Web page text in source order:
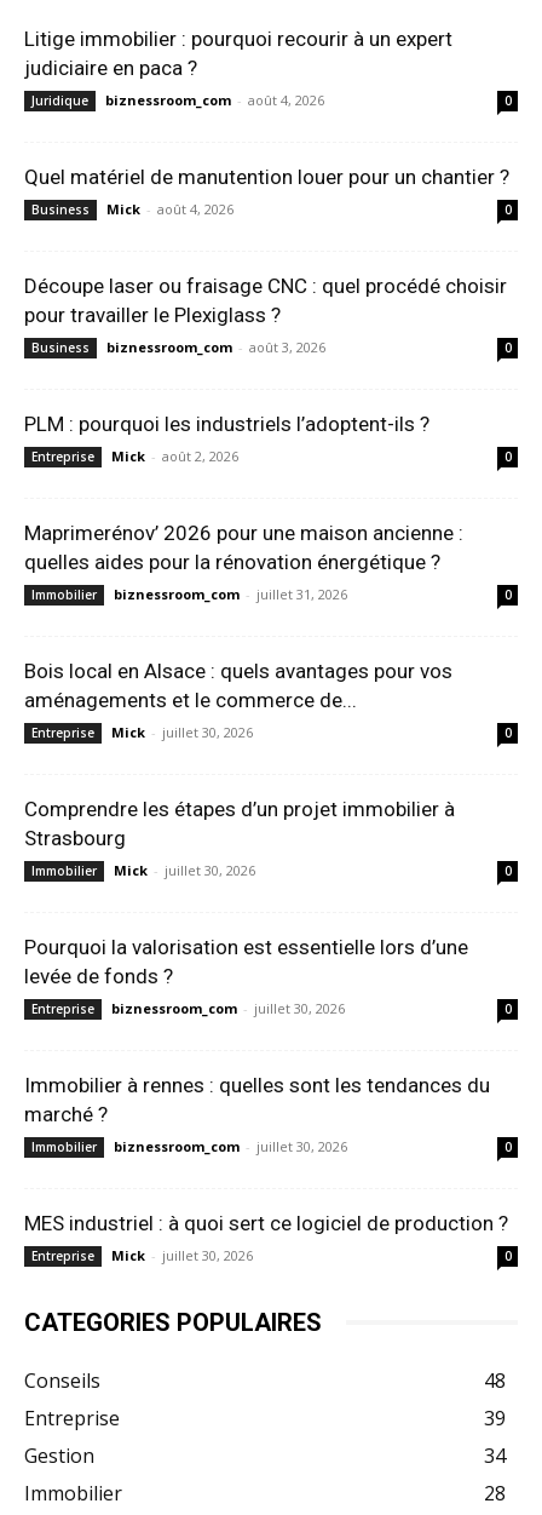
Litige immobilier : pourquoi recourir à un expert
judiciaire en paca ?
Juridique biznessroom_com - août 4, 2026 0
Quel matériel de manutention louer pour un chantier ?
Business Mick - août 4, 2026 0
Découpe laser ou fraisage CNC : quel procédé choisir
pour travailler le Plexiglass ?
Business biznessroom_com - août 3, 2026 0
PLM : pourquoi les industriels l’adoptent-ils ?
Entreprise Mick - août 2, 2026 0
Maprimerénov’ 2026 pour une maison ancienne :
quelles aides pour la rénovation énergétique ?
Immobilier biznessroom_com - juillet 31, 2026 0
Bois local en Alsace : quels avantages pour vos
aménagements et le commerce de...
Entreprise Mick - juillet 30, 2026 0
Comprendre les étapes d’un projet immobilier à
Strasbourg
Immobilier Mick - juillet 30, 2026 0
Pourquoi la valorisation est essentielle lors d’une
levée de fonds ?
Entreprise biznessroom_com - juillet 30, 2026 0
Immobilier à rennes : quelles sont les tendances du
marché ?
Immobilier biznessroom_com - juillet 30, 2026 0
MES industriel : à quoi sert ce logiciel de production ?
Entreprise Mick - juillet 30, 2026 0
CATEGORIES POPULAIRES
Conseils
48
Entreprise
39
Gestion
34
Immobilier
28